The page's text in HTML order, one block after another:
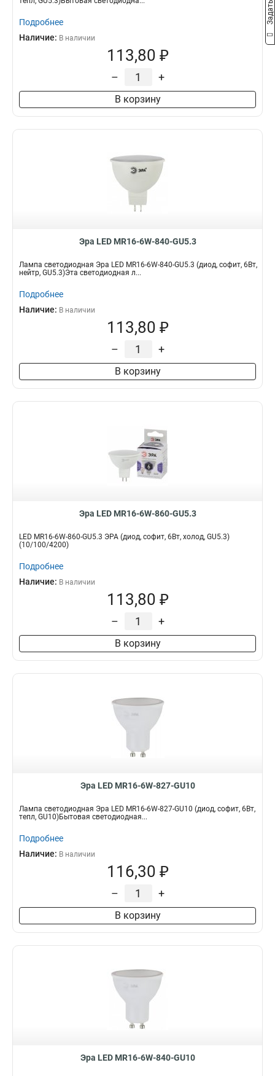
Подробнее
Наличие: В наличии
113,80 ₽
– +
В корзину
Эра LED MR16-6W-840-GU5.3
Лампа светодиодная Эра LED MR16-6W-840-GU5.3 (диод, софит, 6Вт,
нейтр, GU5.3)Эта светодиодная л...
Подробнее
Наличие: В наличии
113,80 ₽
– +
В корзину
Эра LED MR16-6W-860-GU5.3
LED MR16-6W-860-GU5.3 ЭРА (диод, софит, 6Вт, холод, GU5.3)
(10/100/4200)
Подробнее
Наличие: В наличии
113,80 ₽
– +
В корзину
Эра LED MR16-6W-827-GU10
Лампа светодиодная Эра LED MR16-6W-827-GU10 (диод, софит, 6Вт,
тепл, GU10)Бытовая светодиодная...
Подробнее
Наличие: В наличии
116,30 ₽
– +
В корзину
Эра LED MR16-6W-840-GU10